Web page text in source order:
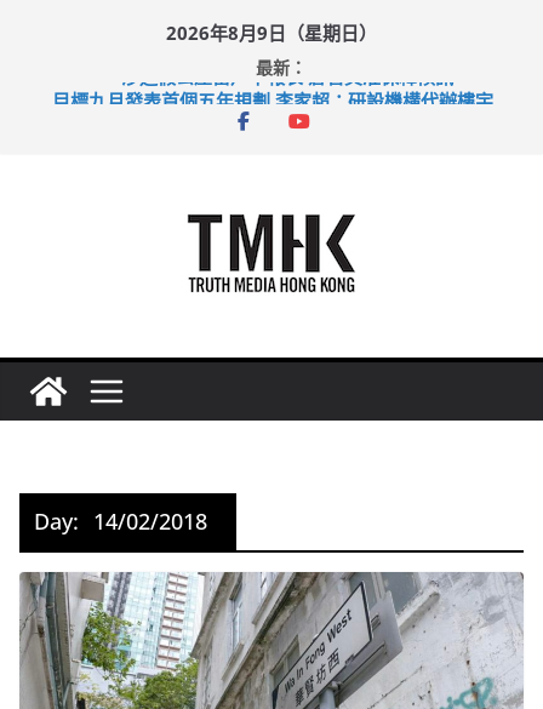
2026年8月9日（星期日）
最新：
涉造假公屋富戶申報表 倉管員准保釋候訊
Day: 14/02/2018